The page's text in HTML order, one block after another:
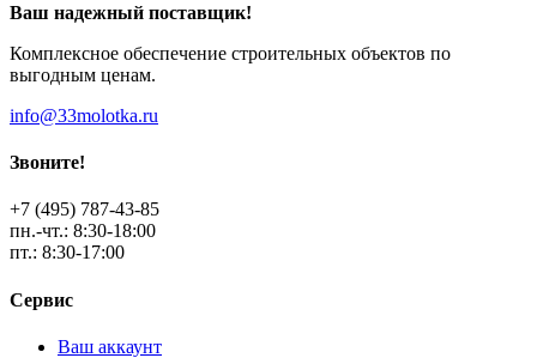
Ваш надежный поставщик!
Комплексное обеспечение строительных объектов по
выгодным ценам.
info@33molotka.ru
Звоните!
+7 (495) 787-43-85
пн.-чт.: 8:30-18:00
пт.: 8:30-17:00
Сервис
Ваш аккаунт